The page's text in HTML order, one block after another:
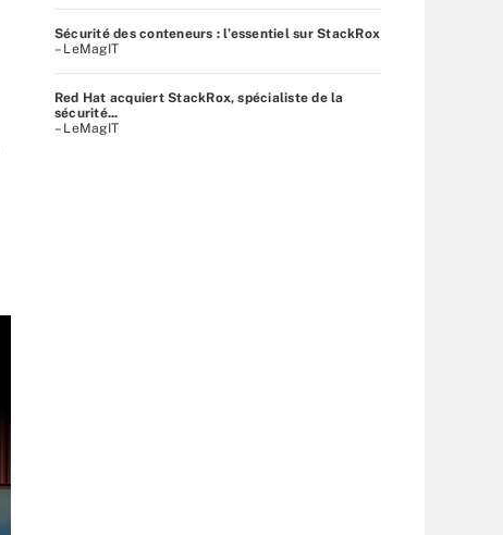
Sécurité des conteneurs : l’essentiel sur StackRox
– LeMagIT
Red Hat acquiert StackRox, spécialiste de la
sécurité...
– LeMagIT